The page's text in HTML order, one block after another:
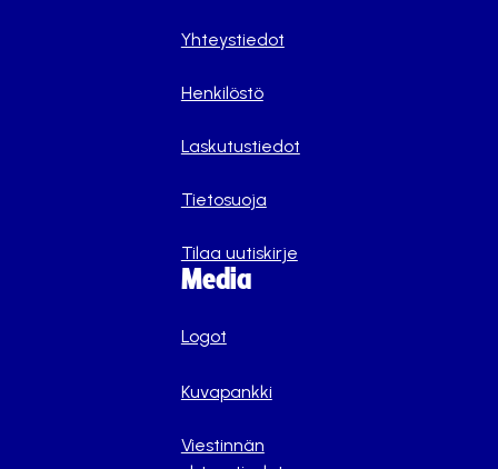
Yhteystiedot
Henkilöstö
Laskutustiedot
Tietosuoja
Tilaa uutiskirje
Media
Logot
Kuvapankki
Viestinnän